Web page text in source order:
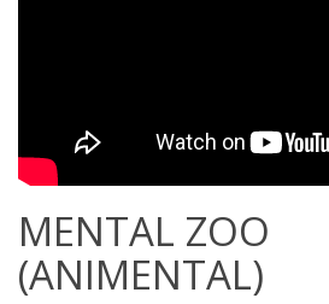
MENTAL ZOO
(ANIMENTAL)